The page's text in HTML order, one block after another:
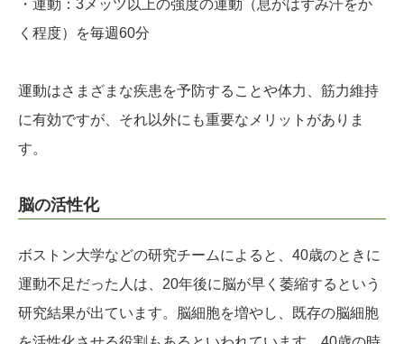
・運動：3メッツ以上の強度の運動（息がはずみ汗をか
く程度）を毎週60分
運動はさまざまな疾患を予防することや体力、筋力維持
に有効ですが、それ以外にも重要なメリットがありま
す。
脳の活性化
ボストン大学などの研究チームによると、40歳のときに
運動不足だった人は、20年後に脳が早く萎縮するという
研究結果が出ています。脳細胞を増やし、既存の脳細胞